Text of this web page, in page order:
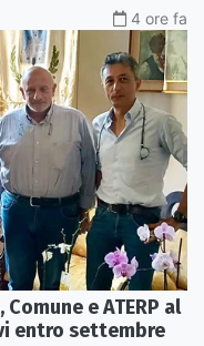
4 ore fa
e ATERP al
entro settembre